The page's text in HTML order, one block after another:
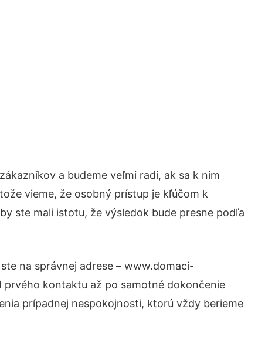
a budeme veľmi radi, ak sa k nim
vieme, že osobný prístup je kľúčom k
ste mali istotu, že výsledok bude presne podľa
na správnej adrese – www.domaci-
kontaktu až po samotné dokončenie
prípadnej nespokojnosti, ktorú vždy berieme